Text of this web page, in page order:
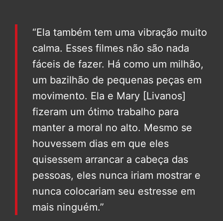
“Ela também tem uma vibração muito
calma. Esses filmes não são nada
fáceis de fazer. Há como um milhão,
um bazilhão de pequenas peças em
movimento. Ela e Mary [Livanos]
fizeram um ótimo trabalho para
manter a moral no alto. Mesmo se
houvessem dias em que eles
quisessem arrancar a cabeça das
pessoas, eles nunca iriam mostrar e
nunca colocariam seu estresse em
mais ninguém.”